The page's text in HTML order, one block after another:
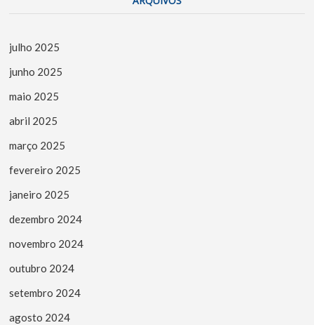
julho 2025
junho 2025
maio 2025
abril 2025
março 2025
fevereiro 2025
janeiro 2025
dezembro 2024
novembro 2024
outubro 2024
setembro 2024
agosto 2024